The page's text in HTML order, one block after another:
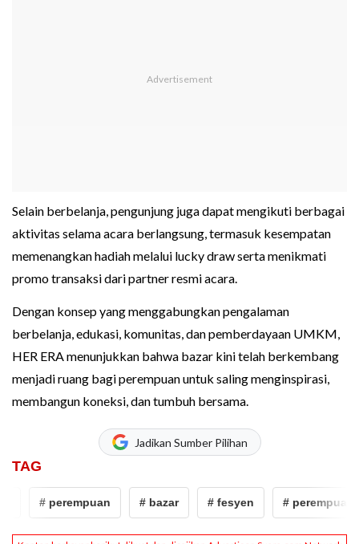
Selain berbelanja, pengunjung juga dapat mengikuti berbagai
aktivitas selama acara berlangsung, termasuk kesempatan
memenangkan hadiah melalui lucky draw serta menikmati
promo transaksi dari partner resmi acara.
Dengan konsep yang menggabungkan pengalaman
berbelanja, edukasi, komunitas, dan pemberdayaan UMKM,
HER ERA menunjukkan bahwa bazar kini telah berkembang
menjadi ruang bagi perempuan untuk saling menginspirasi,
membangun koneksi, dan tumbuh bersama.
Jadikan Sumber Pilihan
TAG
# perempuan # bazar # fesyen # perempuan